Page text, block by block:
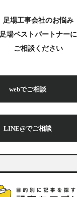
足場工事会社のお悩み
足場ベストパートナーに
ご相談ください
webでご相談
LINE@でご相談